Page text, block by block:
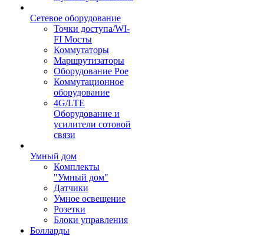
Сетевое оборудование
Точки доступа/WI-
FI Мосты
Коммутаторы
Маршрутизаторы
Оборудование Poe
Коммутационное
оборудование
4G/LTE
Оборудование и
усилители сотовой
связи
Умный дом
Комплекты
"Умный дом"
Датчики
Умное освещение
Розетки
Блоки управления
Болларды